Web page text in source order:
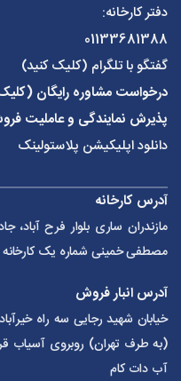
دفتر کارخانه:
01133681388
گفتگو با تلگرام (کلیک کنید)
درخواست مشاوره رایگان
پذیرش نمایندگی و عاملیت
دانلود اپلیکیشن پلاستولینک
آدرس کارخانه
مازندران ساری بلوار فرح
مصطفی خمینی شماره یک کارخانه
آدرس انبار فروش
خیابان شهید رجایی سه راه
آب دات کام